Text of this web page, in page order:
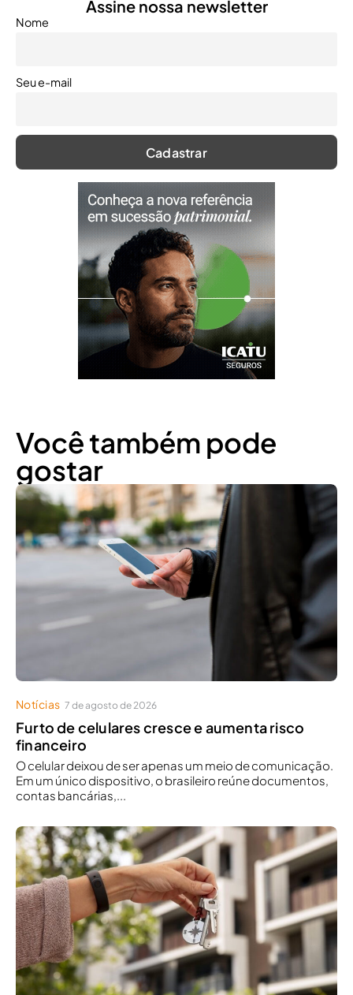
Assine nossa newsletter
Nome
Seu e-mail
Você também pode
gostar
Notícias 7 de agosto de 2026
Furto de celulares cresce e aumenta risco
financeiro
O celular deixou de ser apenas um meio de comunicação.
Em um único dispositivo, o brasileiro reúne documentos,
contas bancárias,...